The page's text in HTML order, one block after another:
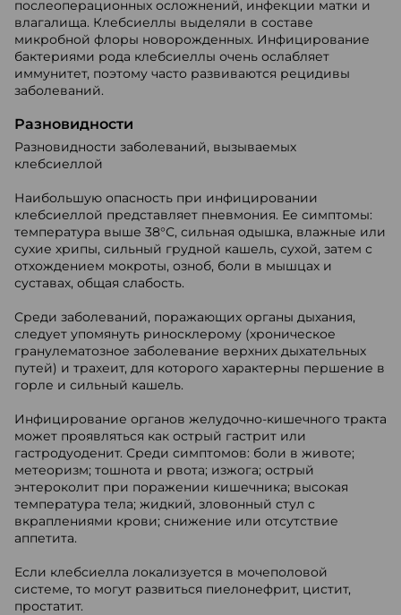
послеоперационных осложнений, инфекции матки и
влагалища. Клебсиеллы выделяли в составе
микробной флоры новорожденных. Инфицирование
бактериями рода клебсиеллы очень ослабляет
иммунитет, поэтому часто развиваются рецидивы
заболеваний.
Разновидности
Разновидности заболеваний, вызываемых
клебсиеллой
Наибольшую опасность при инфицировании
клебсиеллой представляет пневмония. Ее симптомы:
температура выше 38°С, сильная одышка, влажные или
сухие хрипы, сильный грудной кашель, сухой, затем с
отхождением мокроты, озноб, боли в мышцах и
суставах, общая слабость.
Среди заболеваний, поражающих органы дыхания,
следует упомянуть риносклерому (хроническое
гранулематозное заболевание верхних дыхательных
путей) и трахеит, для которого характерны першение в
горле и сильный кашель.
Инфицирование органов желудочно-кишечного тракта
может проявляться как острый гастрит или
гастродуоденит. Среди симптомов: боли в животе;
метеоризм; тошнота и рвота; изжога; острый
энтероколит при поражении кишечника; высокая
температура тела; жидкий, зловонный стул с
вкраплениями крови; снижение или отсутствие
аппетита.
Если клебсиелла локализуется в мочеполовой
системе, то могут развиться пиелонефрит, цистит,
простатит.